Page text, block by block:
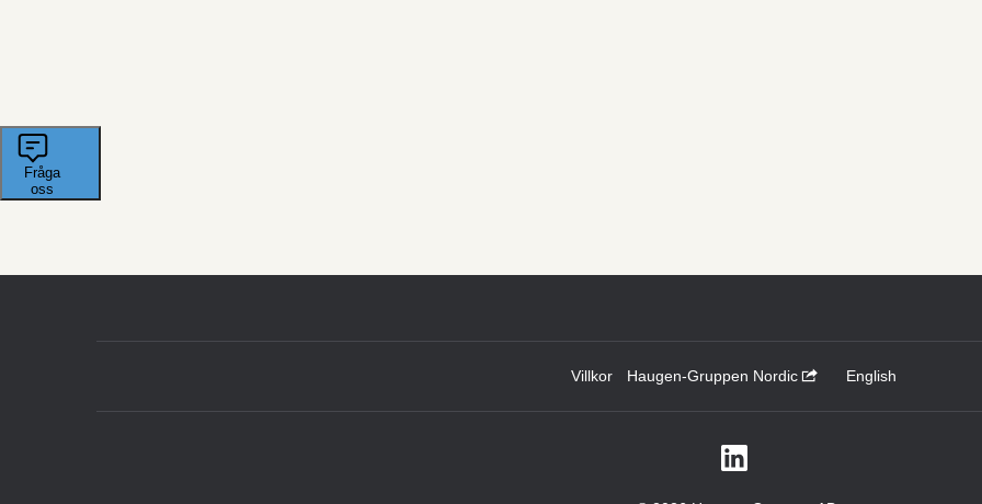
Villkor Haugen-Gruppen Nordic English